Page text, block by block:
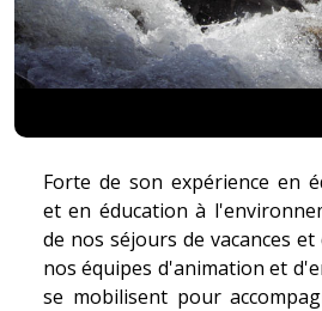
Forte de son expérience en
et en éducation à
de nos séjours de vacances
nos équipes d'animation et
se mobilisent pour